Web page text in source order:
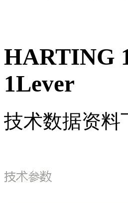
HARTING
1Lever
技术数据资料